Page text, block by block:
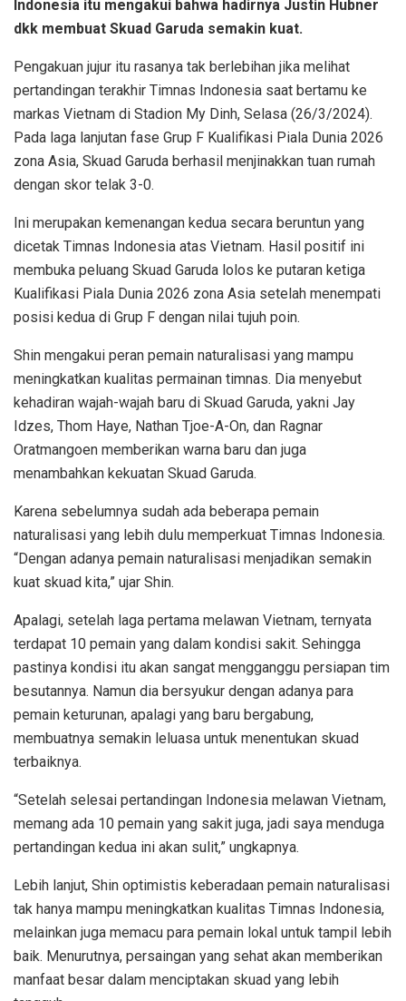
Indonesia itu mengakui bahwa hadirnya Justin Hubner
dkk membuat Skuad Garuda semakin kuat.
Pengakuan jujur itu rasanya tak berlebihan jika melihat
pertandingan terakhir Timnas Indonesia saat bertamu ke
markas Vietnam di Stadion My Dinh, Selasa (26/3/2024).
Pada laga lanjutan fase Grup F Kualifikasi Piala Dunia 2026
zona Asia, Skuad Garuda berhasil menjinakkan tuan rumah
dengan skor telak 3-0.
Ini merupakan kemenangan kedua secara beruntun yang
dicetak Timnas Indonesia atas Vietnam. Hasil positif ini
membuka peluang Skuad Garuda lolos ke putaran ketiga
Kualifikasi Piala Dunia 2026 zona Asia setelah menempati
posisi kedua di Grup F dengan nilai tujuh poin.
Shin mengakui peran pemain naturalisasi yang mampu
meningkatkan kualitas permainan timnas. Dia menyebut
kehadiran wajah-wajah baru di Skuad Garuda, yakni Jay
Idzes, Thom Haye, Nathan Tjoe-A-On, dan Ragnar
Oratmangoen memberikan warna baru dan juga
menambahkan kekuatan Skuad Garuda.
Karena sebelumnya sudah ada beberapa pemain
naturalisasi yang lebih dulu memperkuat Timnas Indonesia.
“Dengan adanya pemain naturalisasi menjadikan semakin
kuat skuad kita,” ujar Shin.
Apalagi, setelah laga pertama melawan Vietnam, ternyata
terdapat 10 pemain yang dalam kondisi sakit. Sehingga
pastinya kondisi itu akan sangat mengganggu persiapan tim
besutannya. Namun dia bersyukur dengan adanya para
pemain keturunan, apalagi yang baru bergabung,
membuatnya semakin leluasa untuk menentukan skuad
terbaiknya.
“Setelah selesai pertandingan Indonesia melawan Vietnam,
memang ada 10 pemain yang sakit juga, jadi saya menduga
pertandingan kedua ini akan sulit,” ungkapnya.
Lebih lanjut, Shin optimistis keberadaan pemain naturalisasi
tak hanya mampu meningkatkan kualitas Timnas Indonesia,
melainkan juga memacu para pemain lokal untuk tampil lebih
baik. Menurutnya, persaingan yang sehat akan memberikan
manfaat besar dalam menciptakan skuad yang lebih